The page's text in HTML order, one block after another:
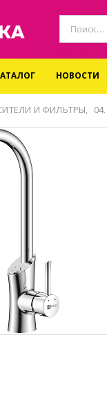
НОВОСТИ
И ФИЛЬТРЫ,